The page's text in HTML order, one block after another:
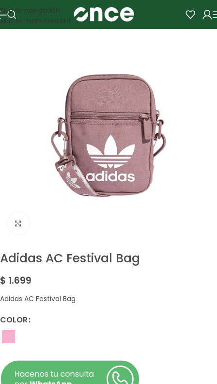
Skip to navigation
Skip to main content
Adidas AC Festival Bag
$ 1.699
Adidas AC Festival Bag
COLOR